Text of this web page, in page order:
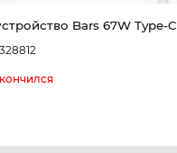
Bars 67W Type-C
328812